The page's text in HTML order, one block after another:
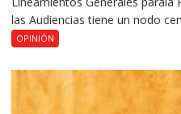
las Audiencias tiene un nodo
OPINIÓN